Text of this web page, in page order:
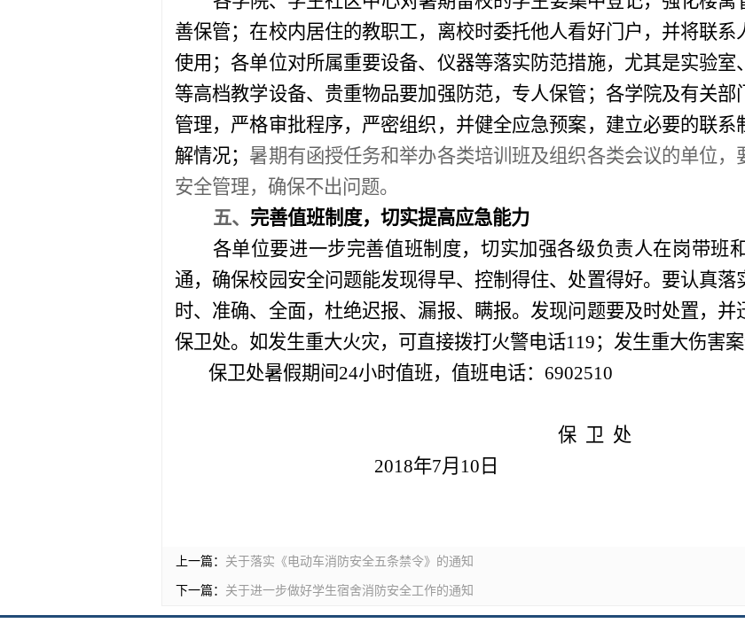
善保管；在校内居住的教职工，离校时委托他人看好门户，并将联
使用；各单位对所属重要设备、仪器等落实防范措施，尤其是实验
等高档教学设备、贵重物品要加强防范，专人保管；各学院及有关部
管理，严格审批程序，严密组织，并健全应急预案，建立必要的联
解情况； 暑期有函授任务和举办各类培训班及组织各类会议的单位
安全管理，确保不出问题。
五、 完善值班制度，切实提高应急能力
各单位要进一步完善值班制度，切实加强各级负责人在岗带班和
通，确保校园安全问题能发现得早、控制得住、处置得好。要认真
时、准确、全面，杜绝迟报、漏报、瞒报。发现问题要及时处置，
保卫处。如发生重大火灾，可直接拨打火警电话119；发生重大伤害
保卫处暑假期间24小时值班，值班电话： 6902510
保 卫 处
2018年7月 10 日
上一篇： 关于落实《电动车消防安全五条禁令》的通知
下一篇： 关于进一步做好学生宿舍消防安全工作的通知